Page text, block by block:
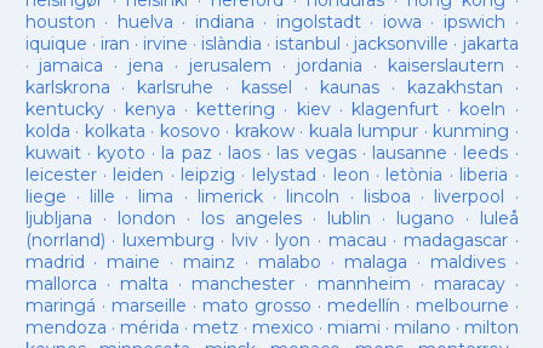
houston · huelva · indiana · ingolstadt· iowa · ipswich ·
iquique · iran · irvine · islàndia · istanbul · jacksonville · jakarta
· jamaica · jena · jerusalem · jordania · kaiserslautern ·
karlskrona · karlsruhe · kassel · kaunas· kazakhstan ·
kentucky· kenya · kettering · kiev· klagenfurt · koeln ·
kolda · kolkata · kosovo · krakow· kuala lumpur · kunming ·
kuwait· kyoto · la paz · laos· las vegas· lausanne · leeds ·
leicester· leiden · leipzig · lelystad · leon · letònia · liberia ·
liege · lille · lima · limerick· lincoln · lisboa · liverpool ·
ljubljana · london · los angeles· lublin · lugano · luleå
(norrland) · luxemburg · lviv · lyon · macau · madagascar·
madrid · maine · mainz · malabo · malaga · maldives·
mallorca · malta · manchester· mannheim · maracay·
maringá · marseille · mato grosso · medellín · melbourne ·
mendoza · mérida · metz · mexico · miami · milano · milton